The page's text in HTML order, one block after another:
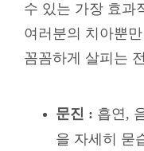
수 있는 가장 효과
여러분의 치아뿐
꼼꼼하게 살피는
문진 : 흡연,
을 자세히 묻